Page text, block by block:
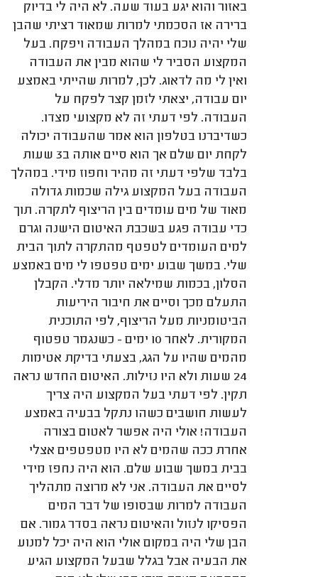
באזור והוא יגע בעוד שעה. לא היה לי בדיוק
ברירה אז הסכמתי למרות שמאוד רציתי שהבן
שלי יהיה נוכח במהלך העבודה ויפקח. בעל
המקצוע הסביר לי שהוא מבין את העבודה
ואין לי מה לדאוג. לכן, למרות שהייתי באמצע
יום עבודה, יצאתי לזמן קצר לפקח על
העבודה. לפי דעתי זה לא מקצועי מצדו.
כשדיברנו בטלפון הוא אמר שהעבודה יכולה
לקחת יום שלם אך הוא סיים אותה ב3 שעות
בלבד שלפי דעתי זה מהיר וחפוז מידי. במהלך
העבודה בעל המקצוע גילה שכמות גדולה
מאוד של מים עומדים בין הריצוף לתקרה. תוך
כדי עבודה פגע בשכבת האיטום הישנה וגרם
למים העומדים לטפטף מהתקרה לתוך הבית
שלי. במשך שבוע ימים טפטפו לי מים באמצע
הסלון, בכמות שמילאה יותר מדלי. הקבלן
התעלם מכך וסיים את חיבור היריעות
הביטומניות מעל הריצוף, לפי התוכנית
המקורית. לאחר 10 ימים - כשנגמר טפטוף
מהמים שהיו על הגג, בצעתי בדיקת אטימות
24 שעות ולא היו נזילות. האיטום החדש נראה
תקין. לפי דעתי בעל המקצוע היה צריך
לעשות חושבים כשהו נתקל בבעיה באמצע
העבודה! אולי היה אפשר לאטום בצורה
אחרת ככה שהמים לא היו מטפטפים אצלי
בבית במשך שבוע שלם. הוא היה נחפז מידי
לסיים את העבודה. אני לא מרוצה מתהליך
העבודה למרות שבסופו של דבר המים
הפסיקו לנזול והאיטום נראה בסדר גמור. אם
הבן שלי היה במקום אולי הוא היה יכל למנוע
את הבעיה אבל בגלל שבעל המקצוע הגיע